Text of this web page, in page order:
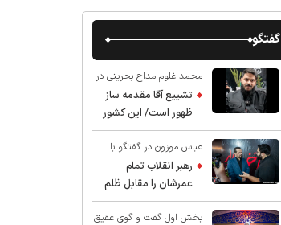
گفتگو
محمد غلوم مداح بحرینی در
گفت و گو با عقیق:
تشییع آقا مقدمه ساز
ظهور است/ این کشور
صاحب دارد
عباس موزون در گفتگو با
عقیق:رهبر انقلاب تمام
عمرشان را مقابل ظلم
ایستادند پس نباید از
شهادت ایشان شگفت
بخش اول گفت و گوی عقیق